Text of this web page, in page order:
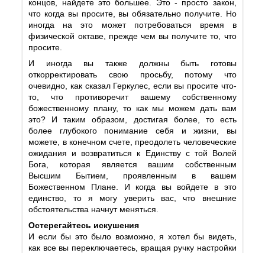
концов, найдете это большее. Это - просто закон,
что когда вы просите, вы обязательно получите. Но
иногда на это может потребоваться время в
физической октаве, прежде чем вы получите то, что
просите.
И иногда вы также должны быть готовы
откорректировать свою просьбу, потому что
очевидно, как сказал Геркулес, если вы просите что-
то, что противоречит вашему собственному
божественному плану, то как мы можем дать вам
это? И таким образом, достигая более, то есть
более глубокого понимание себя и жизни, вы
можете, в конечном счете, преодолеть человеческие
ожидания и возвратиться к Единству с той Волей
Бога, которая является вашим собственным
Высшим Бытием, проявленным в вашем
Божественном Плане. И когда вы войдете в это
единство, то я могу уверить вас, что внешние
обстоятельства начнут меняться.
Остерегайтесь искушения
И если бы это было возможно, я хотел бы видеть,
как все вы переключаетесь, вращая ручку настройки